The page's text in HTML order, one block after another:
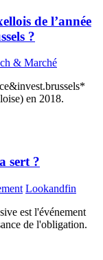
de l’année
?
& Marché
en 2018.
sert ?
Lookandfin
est l'événement
de l'obligation.